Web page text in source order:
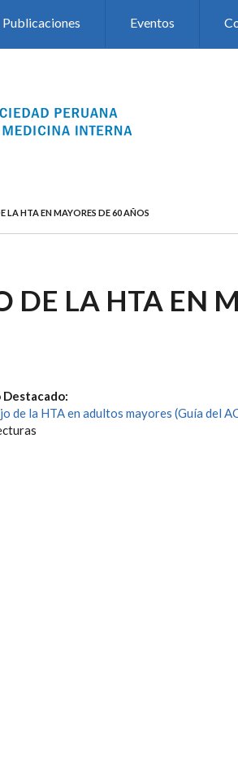
Publicaciones Eventos
LA HTA EN MAYORES DE 60 AÑOS
DE LA HTA EN
de la HTA en adultos mayores (Guía del